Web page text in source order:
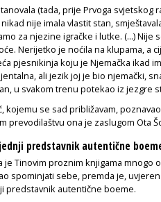
(tada, prije Prvoga
nije imala vlastit stan,
za njezine igračke i lutke. (...) Nije
Nerijetko je noćila na klupama, a
pjesnikinja koju je Njemačka ikad
ali jezik joj je bio njemački,
u svakom trenu potekao iz jezgre
kojemu se sad približavam,
prevodilaštvu ona je zaslugom Ota
predstavnik autentične
je Tinovim proznim knjigama mnogo
spominjati sebe, premda je,
predstavnik autentične boeme.